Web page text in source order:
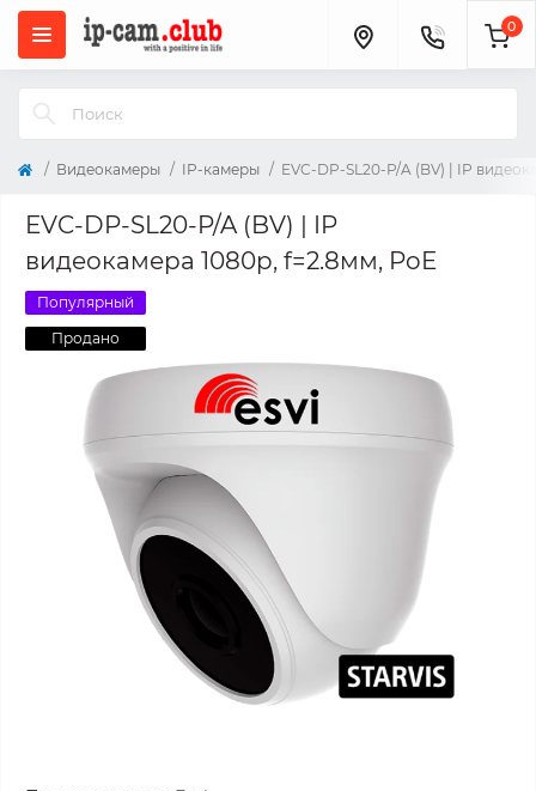
0
Видеокамеры IP-камеры EVC-DP-SL20-P/A (BV) | IP
EVC-DP-SL20-P/A (BV) | IP
видеокамера 1080p, f=2.8мм, PoE
Популярный
Продано